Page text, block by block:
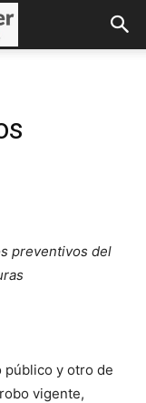
preventivos del
público y otro de
vigente,